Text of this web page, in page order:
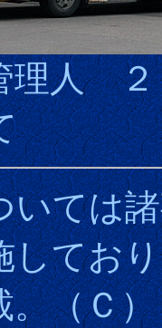
理人 ２
いては
してお
。（Ｃ